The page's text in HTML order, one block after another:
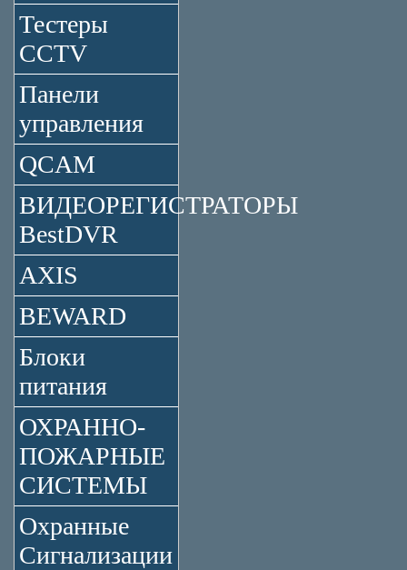
Тестеры
CCTV
Панели
управления
QCAM
ВИДЕОРЕГИСТРАТОРЫ
BestDVR
AXIS
BEWARD
Блоки
питания
ОХРАННО-
ПОЖАРНЫЕ
СИСТЕМЫ
Охранные
Сигнализации